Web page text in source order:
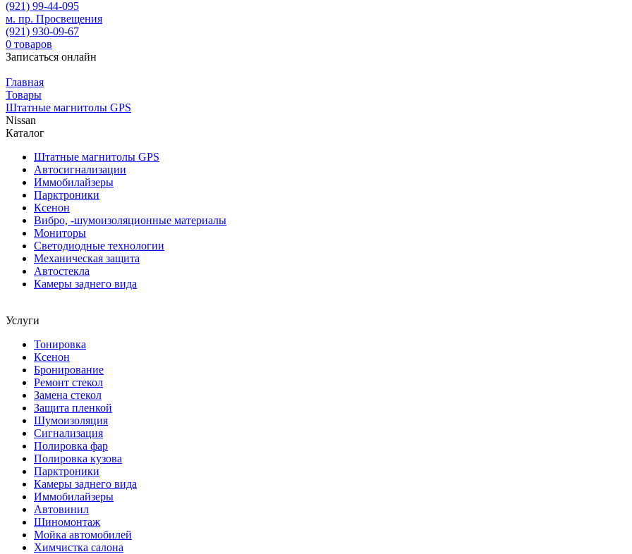
(921) 99-44-095
м. пр. Просвещения
(921) 930-09-67
0 товаров
Записаться онлайн
Главная
Товары
Штатные магнитолы GPS
Nissan
Каталог
Штатные магнитолы GPS
Автосигнализации
Иммобилайзеры
Парктроники
Ксенон
Вибро, -шумоизоляционные материалы
Мониторы
Светодиодные технологии
Механическая защита
Автостекла
Камеры заднего вида
Услуги
Тонировка
Ксенон
Бронирование
Ремонт стекол
Замена стекол
Защита пленкой
Шумоизоляция
Сигнализация
Полировка фар
Полировка кузова
Парктроники
Камеры заднего вида
Иммобилайзеры
Автовинил
Шиномонтаж
Мойка автомобилей
Химчистка салона